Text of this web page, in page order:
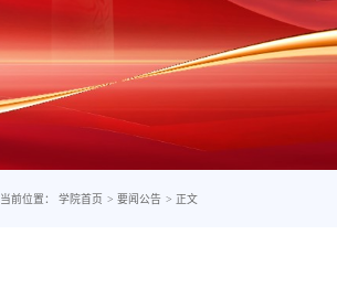
当前位置： 学院首页 > 要闻公告 > 正文